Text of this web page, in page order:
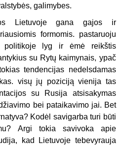
galimybes.
Lietuvoje gana gajos ir
formomis. pastaruoju
politikoje lyg ir ėmė reikštis
su Rytų kaimynais, ypač
tendencijas nedelsdamas
visų jų poziciją vienija tas
su Rusija atsisakymas
bei pataikavimo jai. Bet
Kodėl savigarba turi būti
Argi tokia savivoka apie
kad Lietuvoje tebevyrauja